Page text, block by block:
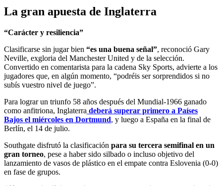
La gran apuesta de Inglaterra
“Carácter y resiliencia”
Clasificarse sin jugar bien “es una buena señal”, reconoció Gary
Neville, exgloria del Manchester United y de la selección.
Convertido en comentarista para la cadena Sky Sports, advierte a los
jugadores que, en algún momento, “podréis ser sorprendidos si no
subís vuestro nivel de juego”.
Para lograr un triunfo 58 años después del Mundial-1966 ganado
como anfitriona, Inglaterra deberá superar primero a Países
Bajos el miércoles en Dortmund, y luego a España en la final de
Berlín, el 14 de julio.
Southgate disfrutó la clasificación para su tercera semifinal en un
gran torneo, pese a haber sido silbado o incluso objetivo del
lanzamiento de vasos de plástico en el empate contra Eslovenia (0-0)
en fase de grupos.